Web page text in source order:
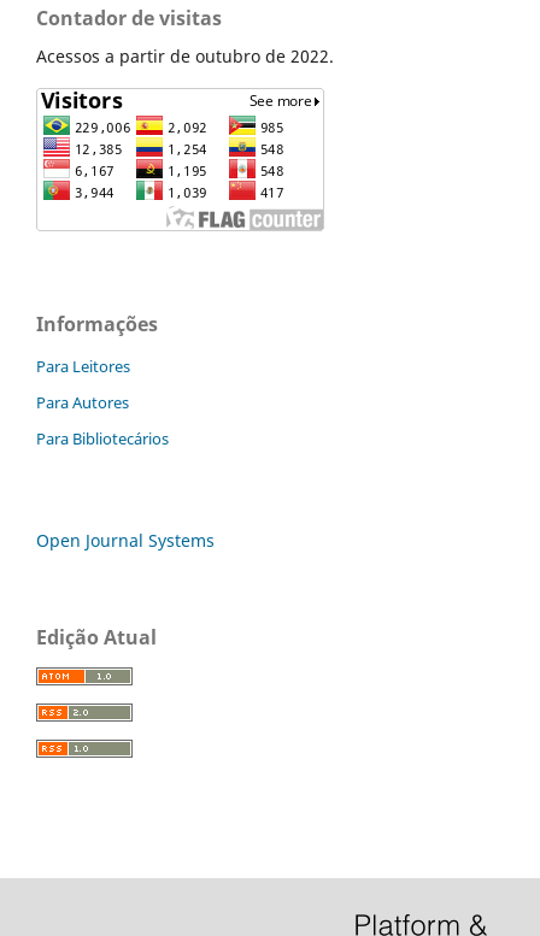
Contador de visitas
Acessos a partir de outubro de 2022.
Informações
Para Leitores
Para Autores
Para Bibliotecários
Open Journal Systems
Edição Atual